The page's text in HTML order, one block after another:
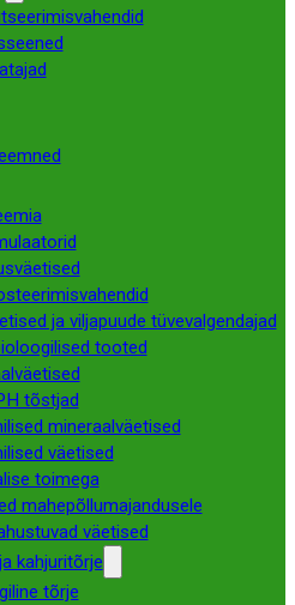
ja viljapuude tüvevalgendajad
tooted
tõstjad
mineraalväetised
väetised
toimega
mahepõllumajandusele
väetised
kahjuritõrje
tõrje